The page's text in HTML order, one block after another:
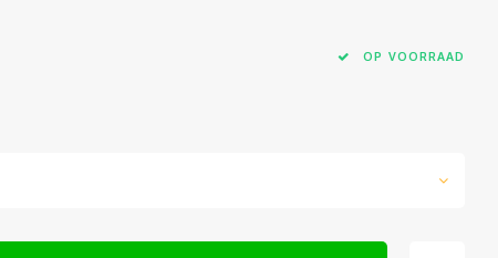
OP VOORRAAD